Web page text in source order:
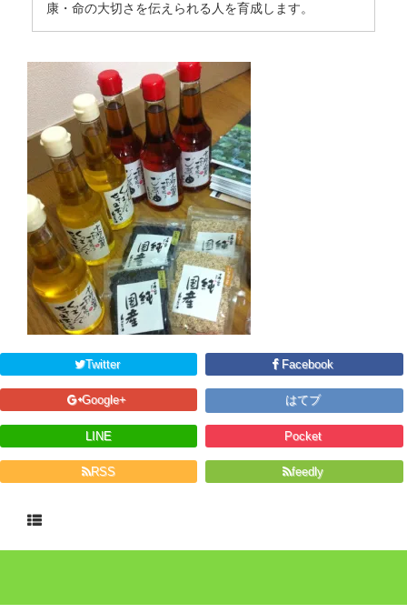
康・命の大切さを伝えられる人を育成します。
Twitter Facebook
Google+ はてブ
LINE Pocket
RSS feedly